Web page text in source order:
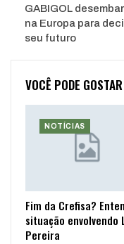
GABIGOL
na Europa para
seu futuro
VOCÊ PODE
NOTÍCIAS
Fim da Crefisa?
situação envolvendo
Pereira